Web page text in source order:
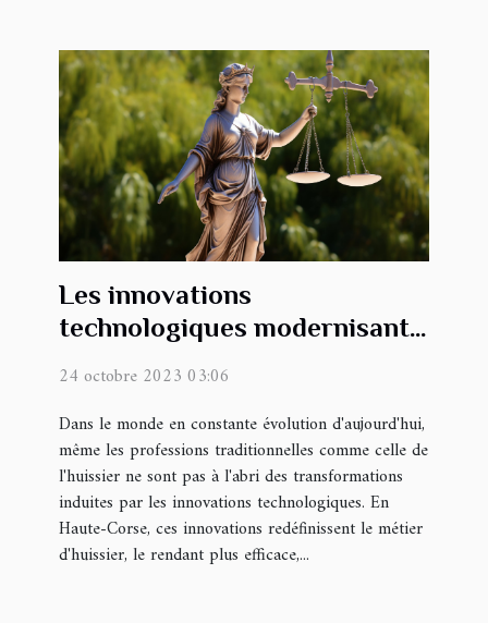
Les innovations
technologiques modernisant
24 octobre 2023 03:06
Dans le monde en constante évolution d'aujourd'hui,
même les professions traditionnelles comme celle de
l'huissier ne sont pas à l'abri des transformations
induites par les innovations technologiques. En
Haute-Corse, ces innovations redéfinissent le métier
d'huissier, le rendant plus efficace,...